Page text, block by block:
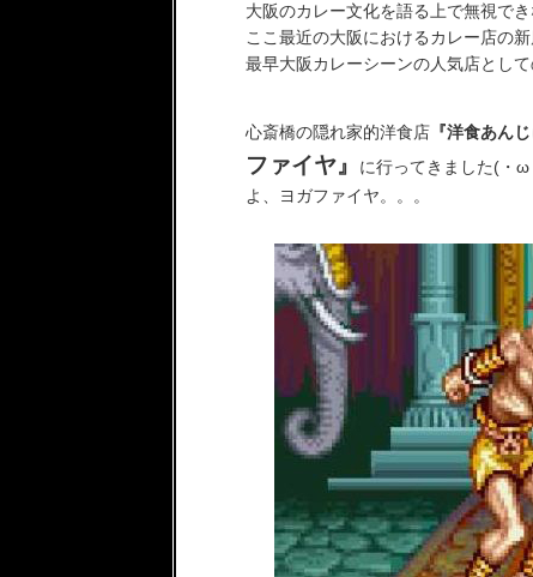
大阪のカレー文化を語る上で無視で
ここ最近の大阪におけるカレー店の
最早大阪カレーシーンの人気店とし
心斎橋の隠れ家的洋食店 『洋食あんじ
ファイヤ』
に行ってきました(・ω
よ、ヨガファイヤ。。。